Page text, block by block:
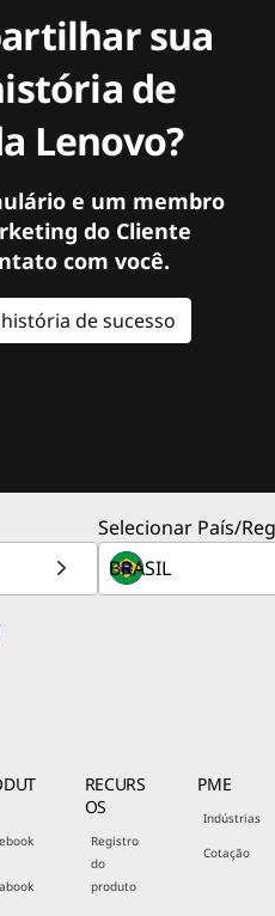
sua
de
Lenovo?
e um membro
do Cliente
com você.
de sucesso
Selecionar País/
RECURS
OS
Registro
do
produto
PME
Indústrias
Cotação